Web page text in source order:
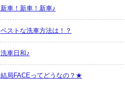
新車！新車！新車♪
ベストな洗車方法は！？
洗車日和♪
結局FACEってどうなの？★